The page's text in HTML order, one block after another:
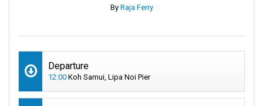
By Raja Ferry
Departure
12:00 Koh Samui, Lipa Noi Pier